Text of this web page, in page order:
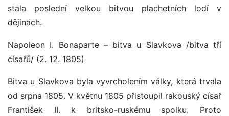
stala poslední velkou bitvou plachetních lodí v
dějinách.
Napoleon I. Bonaparte – bitva u Slavkova /bitva tří
císařů/ (2. 12. 1805)
Bitva u Slavkova byla vyvrcholením války, která trvala
od srpna 1805. V květnu 1805 přistoupil rakouský císař
František II. k britsko-ruskému spolku. Proto